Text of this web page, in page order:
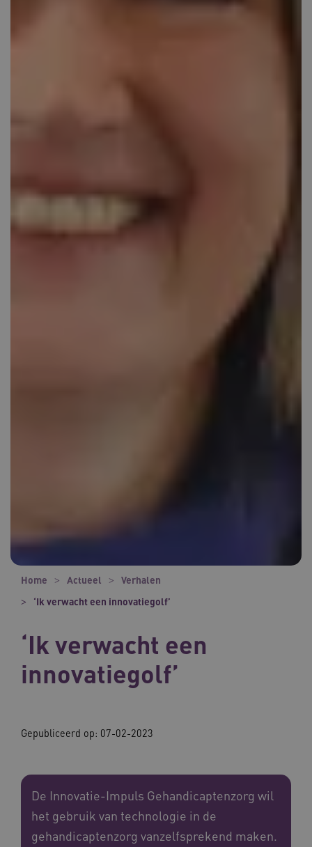
Home Actueel
Verhalen
‘Ik verwacht een innovatiegolf’
‘Ik verwacht een
innovatiegolf’
Gepubliceerd op: 07-02-2023
De Innovatie-Impuls Gehandicaptenzorg wil
het gebruik van technologie in de
gehandicaptenzorg vanzelfsprekend maken.